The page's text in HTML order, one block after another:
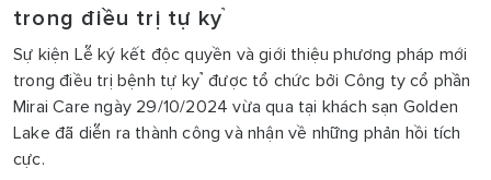
trong điều trị tự kỷ
Sự kiện Lễ ký kết độc quyền và giới thiệu phương pháp mới
trong điều trị bệnh tự kỷ được tổ chức bởi Công ty cổ phần
Mirai Care ngày 29/10/2024 vừa qua tại khách sạn Golden
Lake đã diễn ra thành công và nhận về những phản hồi tích
cực.